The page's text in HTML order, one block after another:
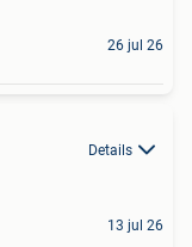
26 jul 26
Details
13 jul 26